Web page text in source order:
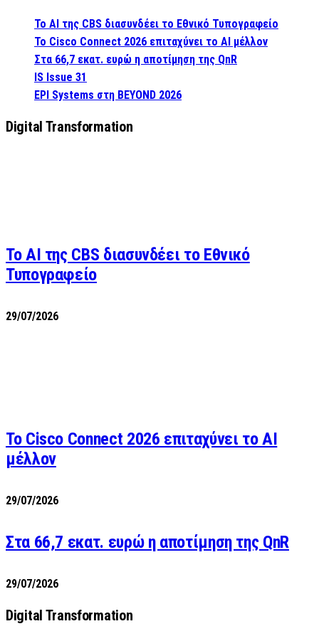
Το AI της CBS διασυνδέει το Εθνικό Τυπογραφείο
Το Cisco Connect 2026 επιταχύνει το AI μέλλον
Στα 66,7 εκατ. ευρώ η αποτίμηση της QnR
IS Issue 31
EPI Systems στη BEYOND 2026
Digital Transformation
Το AI της CBS διασυνδέει το Εθνικό
Τυπογραφείο
29/07/2026
Το Cisco Connect 2026 επιταχύνει το AI
μέλλον
29/07/2026
Στα 66,7 εκατ. ευρώ η αποτίμηση της QnR
29/07/2026
Digital Transformation